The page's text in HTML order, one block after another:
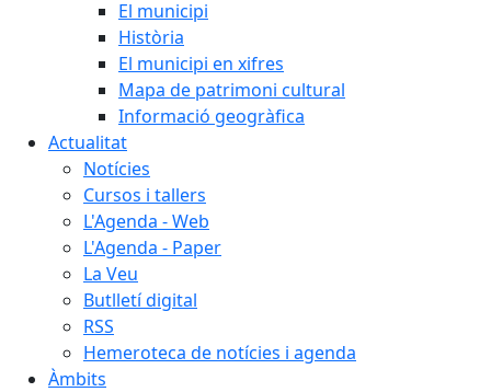
El municipi
Història
El municipi en xifres
Mapa de patrimoni cultural
Informació geogràfica
Actualitat
Notícies
Cursos i tallers
L'Agenda - Web
L'Agenda - Paper
La Veu
Butlletí digital
RSS
Hemeroteca de notícies i agenda
Àmbits